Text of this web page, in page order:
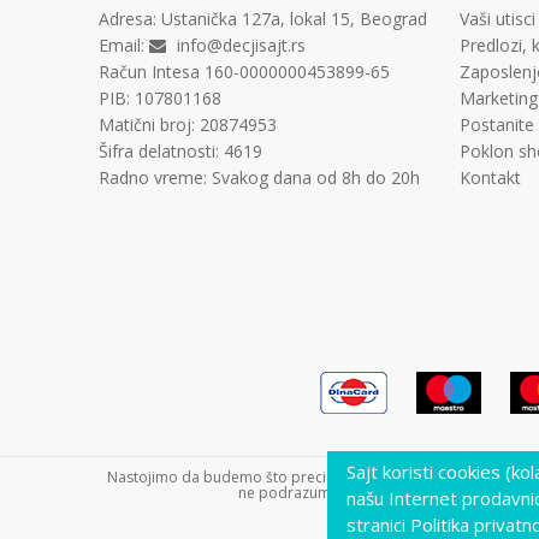
Adresa: Ustanička 127a, lokal 15, Beograd
Email:
info@decjisajt.rs
Račun Intesa 160-0000000453899-65
PIB: 107801168
Matični broj: 20874953
Šifra delatnosti: 4619
Radno vreme: Svakog dana od 8h do 20h
Vaši utisci
Predlozi,
Marketing
Poklon
Kontakt
Nastojimo da budemo što precizniji u opisu proizvoda,
ne podrazumeva da su dostupni u svakom
Sajt koristi cookies
našu Internet
stranici Politika